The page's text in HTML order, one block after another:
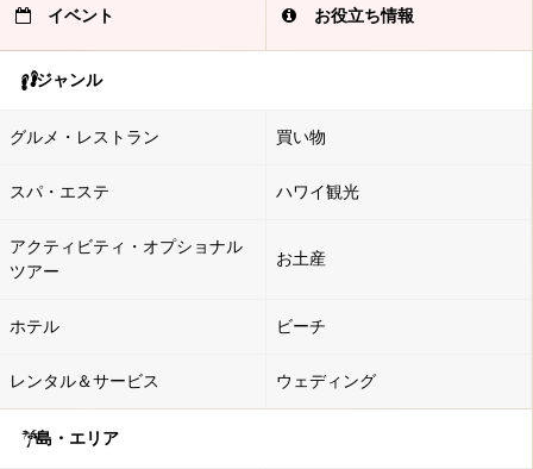
イベント お役立ち情報
ジャンル
グルメ・レストラン 買い物
スパ・エステ ハワイ観光
アクティビティ・オプショナル
ツアー
お土産
ホテル ビーチ
レンタル＆サービス ウェディング
島・エリア